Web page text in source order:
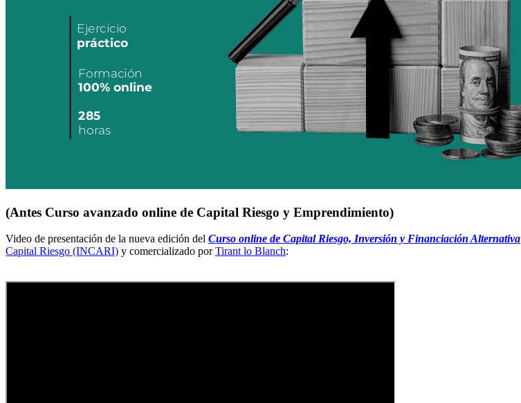
(Antes Curso avanzado online de Capital Riesgo y Emprendimiento)
Video de presentación de la nueva edición del Curso online de Capital Riesgo, Inversión y Financiación Alternativa
Capital Riesgo (INCARI) y comercializado porTirant lo Blanch: